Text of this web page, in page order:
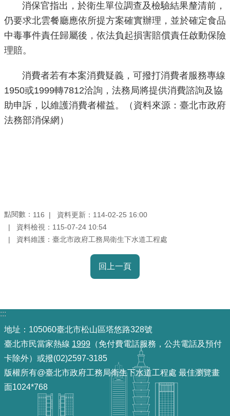
廉
政
園
民
服
回
首
問
答
陳
情
系
消保官指出，於衛生單位調查及檢驗結果釐清前，
仍要求北雲餐廳應依所提方案確實辦理，並於確定食品
中毒事件責任歸屬後，依法負起損害賠償責任啟動保險
理賠。
消費者若有本案消費疑義，可撥打消費者服務專線
1950或1999轉7812洽詢，法務局將提供消費諮詢及協
助申訴，以維護消費者權益。（資料來源：臺北市政府
法務部消保網）
點閱數： 116
資料更新：114-02-25 16:00
資料檢視：115-07-24 10:54
資料維護：臺北市政府工務局衛生下水道工程處
回上一頁
:::
地址：105060臺北市松山區塔悠路328號
臺北市民當家熱線 1999 （免付費電話服務，公共電話及預付
卡除外）或撥(02)2597-3185
版權所有@臺北市政府工務局衛生下水道工程處 最佳瀏覽畫
面1024*768